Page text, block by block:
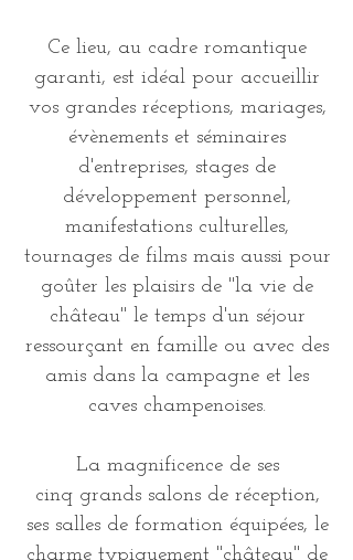
Ce lieu, au cadre romantique
garanti, est idéal pour accueillir
vos grandes réceptions, mariages,
évènements et séminaires
d'entreprises, stages de
développement personnel,
manifestations culturelles,
tournages de films mais aussi pour
goûter les plaisirs de "la vie de
château" le temps d'un séjour
ressourçant en famille ou avec des
amis dans la campagne et les
caves champenoises.
La magnificence de ses
cinq grands salons de réception,
ses salles de formation équipées, le
charme typiquement "château" de